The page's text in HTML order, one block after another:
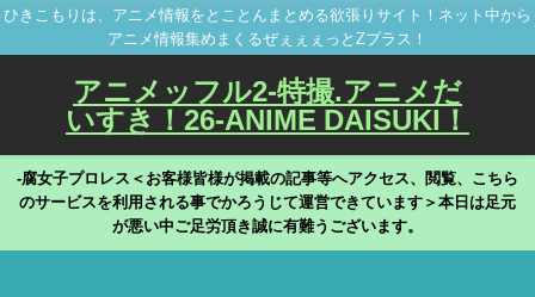
ひきこもりは、アニメ情報をとことんまとめる欲張りサイト！ネット中から
アニメ情報集めまくるぜぇぇぇっとZプラス！
アニメッフル2-特撮.アニメだ
いすき！26-ANIME DAISUKI！
-腐女子プロレス＜お客様皆様が掲載の記事等へアクセス、閲覧、こちら
のサービスを利用される事でかろうじて運営できています＞本日は足元
が悪い中ご足労頂き誠に有難うございます。